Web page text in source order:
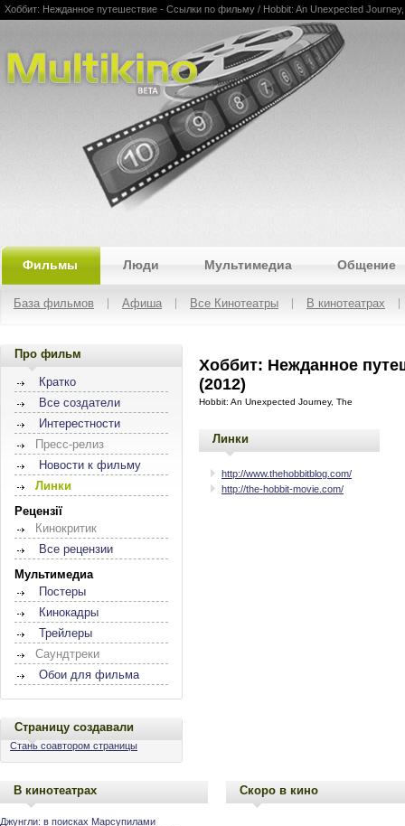
Multikino
Хоббит: Нежданное путешествие - Ссылки по фильму / Hobbit: An Unexpected
Фильмы Люди Мультимедиа Общение
База фильмов Афиша Все Кинотеатры В кинотеатрах
Про фильм
Кратко
Все создатели
Интерестности
Пресс-релиз
Новости к фильму
Линки
Рецензії
Кинокритик
Все рецензии
Мультимедиа
Постеры
Кинокадры
Трейлеры
Саундтреки
Обои для фильма
Страницу создавали
Стань соавтором страницы
Хоббит: Нежданное
(2012)
Hobbit: An Unexpected Journey, The
Линки
http://www.thehobbitblog.com/
http://the-hobbit-movie.com/
В кинотеатрах
Джунгли: в поисках Марсупилами
Скоро в кино